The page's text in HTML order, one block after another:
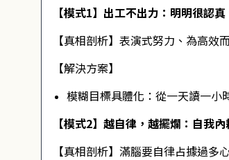
【模式1】出工不出力：明明很認
【真相剖析】表演式努力、為高
【解決方案】
模糊目標具體化：從一天讀一
【模式2】越自律，越擺爛：自我
【真相剖析】滿腦要自律占據過